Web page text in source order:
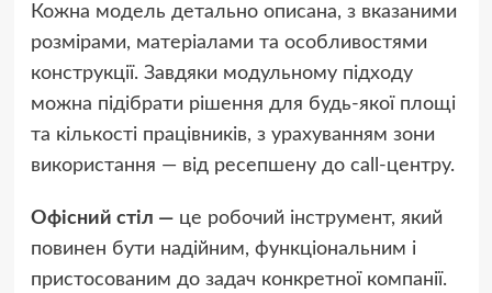
Кожна модель детально описана, з вказаними
розмірами, матеріалами та особливостями
конструкції. Завдяки модульному підходу
можна підібрати рішення для будь-якої площі
та кількості працівників, з урахуванням зони
використання — від ресепшену до call-центру.
Офісний стіл —це робочий інструмент, який
повинен бути надійним, функціональним і
пристосованим до задач конкретної компанії.